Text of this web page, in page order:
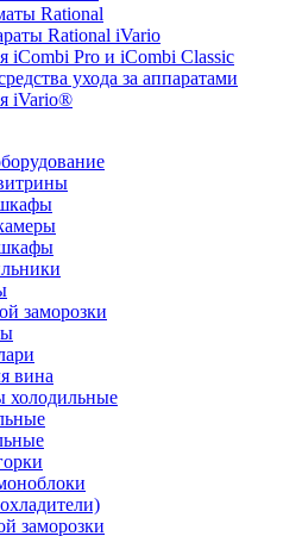
Rational
Rational iVario
iCombi Pro и iCombi Classic
ухода за аппаратами
iVario®
заморозки
вина
холодильные
заморозки